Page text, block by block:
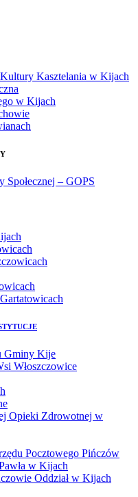
Kasztelania w Kijach
w Kijach
Społecznej – GOPS
Gminy Kije
Włoszczowice
Opieki Zdrowotnej w
Pocztowego Pińczów
w Kijach
Oddział w Kijach